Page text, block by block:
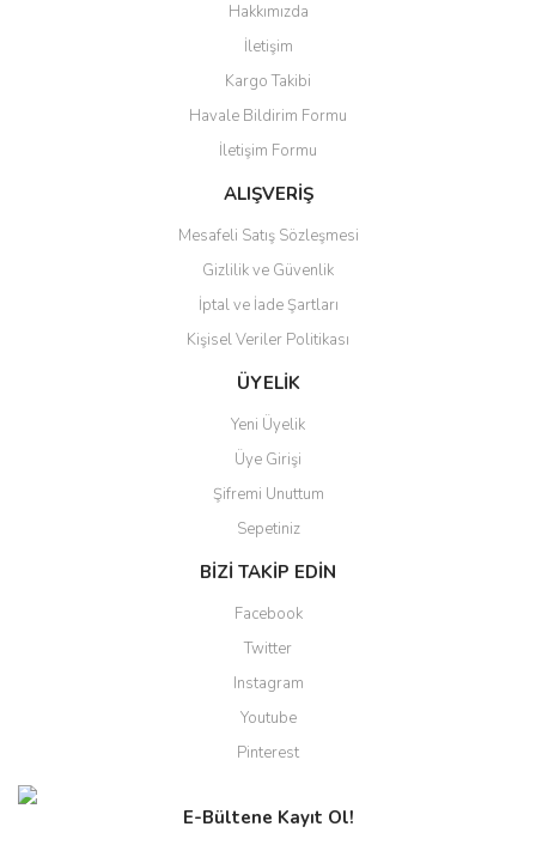
Yorum Yaz
Ürün resmi kalitesiz, bozuk veya görüntülenemiyor.
Ürün açıklamasında eksik bilgiler bulunuyor.
Ürün bilgilerinde hatalar bulunuyor.
Ürün fiyatı diğer sitelerden daha pahalı.
Bu ürüne benzer farklı alternatifler olmalı.
Gönder
Hakkımızda
İletişim
Kargo Takibi
Havale Bildirim Formu
İletişim Formu
ALIŞVERİŞ
Mesafeli Satış Sözleşmesi
Gizlilik ve Güvenlik
İptal ve İade Şartları
Kişisel Veriler Politikası
ÜYELİK
Yeni Üyelik
Üye Girişi
Şifremi Unuttum
Sepetiniz
BİZİ TAKİP EDİN
Facebook
Twitter
Instagram
Youtube
Pinterest
E-Bültene Kayıt Ol!